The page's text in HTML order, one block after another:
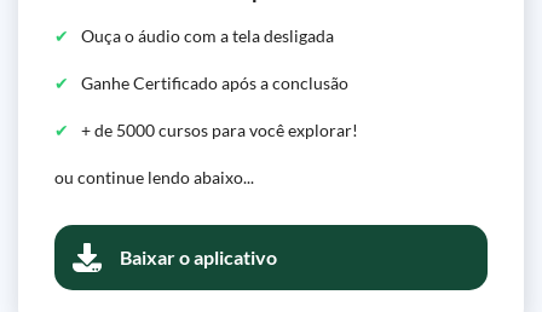
Ouça o áudio com a tela desligada
Ganhe Certificado após a conclusão
+ de 5000 cursos para você explorar!
ou continue lendo abaixo...
Baixar o aplicativo